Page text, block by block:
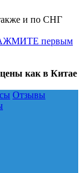
и по СНГ
первым
как в Китае
Отзывы